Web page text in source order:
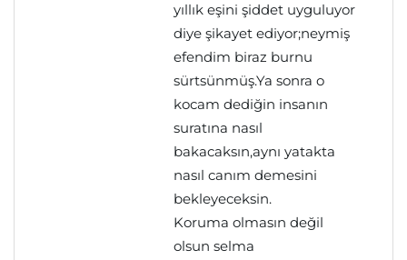
yıllık eşini şiddet uyguluyor
diye şikayet ediyor;neymiş
efendim biraz burnu
sürtsünmüş.Ya sonra o
kocam dediğin insanın
suratına nasıl
bakacaksın,aynı yatakta
nasıl canım demesini
bekleyeceksin.
Koruma olmasın değil
olsun selma